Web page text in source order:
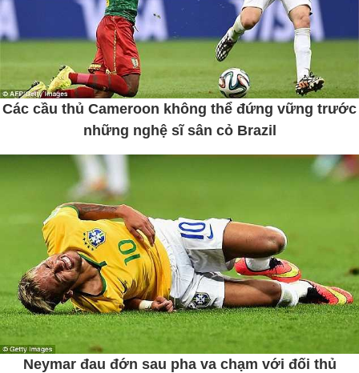
Các cầu thủ Cameroon không thể đứng vững trước
những nghệ sĩ sân cỏ Brazil
Neymar đau đớn sau pha va chạm với đối thủ